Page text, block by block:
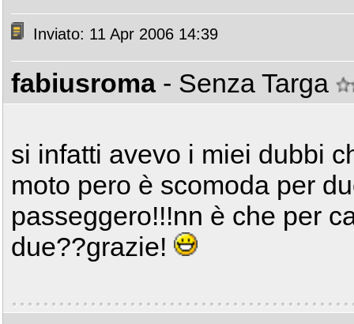
Inviato: 11 Apr 2006 14:39
fabiusroma - Senza Targa
si infatti avevo i miei dubbi
moto pero è scomoda per
passeggero!!!nn è che per
due??grazie!